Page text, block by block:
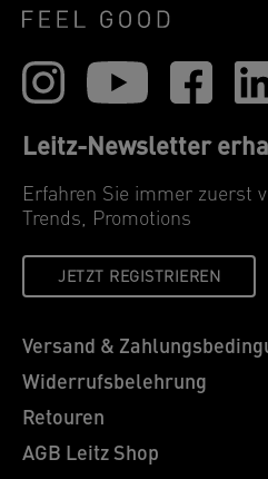
Leitz-Newsletter
Erfahren Sie immer zuerst
Trends, Promotions
JETZT REGISTRIEREN
Versand &
Widerrufsbelehrung
Retouren
AGB Leitz Shop